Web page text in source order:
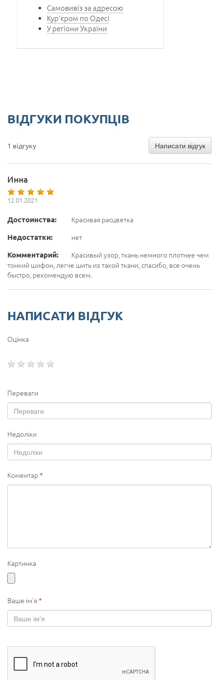
Самовивіз за адресою
Кур'єром по Одесі
У регіони України
ВІДГУКИ ПОКУПЦІВ
1 відгуку Написати відгук
Инна
12.01.2021
Достоинства:
Красивая расцветка
Недостатки:
нет
Комментарий:
Красивый узор, ткань немного плотнее чем
тонкий шифон, легче шить из такой ткани, спасибо, все очень
быстро, рекомендую всем.
НАПИСАТИ ВІДГУК
Оцінка
Переваги
Недоліки
Коментар*
Картинка
Ваше ім'я*